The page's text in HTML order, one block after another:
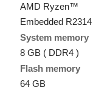
AMD Ryzen™
Embedded R2314
System memory
8 GB ( DDR4 )
Flash memory
64 GB